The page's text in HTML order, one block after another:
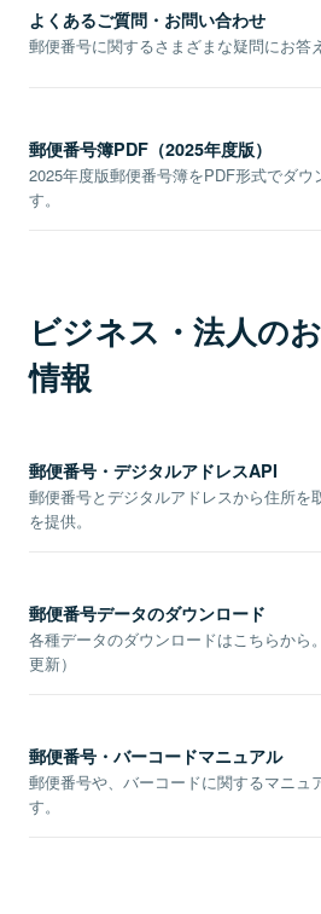
よくあるご質問・お問い合わせ
郵便番号に関するさまざまな疑問にお答
郵便番号簿PDF（2025年度版）
2025年度版郵便番号簿をPDF形式でダウ
す。
ビジネス・法人の
情報
郵便番号・デジタルアドレスAPI
郵便番号とデジタルアドレスから住所を
を提供。
郵便番号データのダウンロード
各種データのダウンロードはこちらから
更新）
郵便番号・バーコードマニュアル
郵便番号や、バーコードに関するマニュ
す。